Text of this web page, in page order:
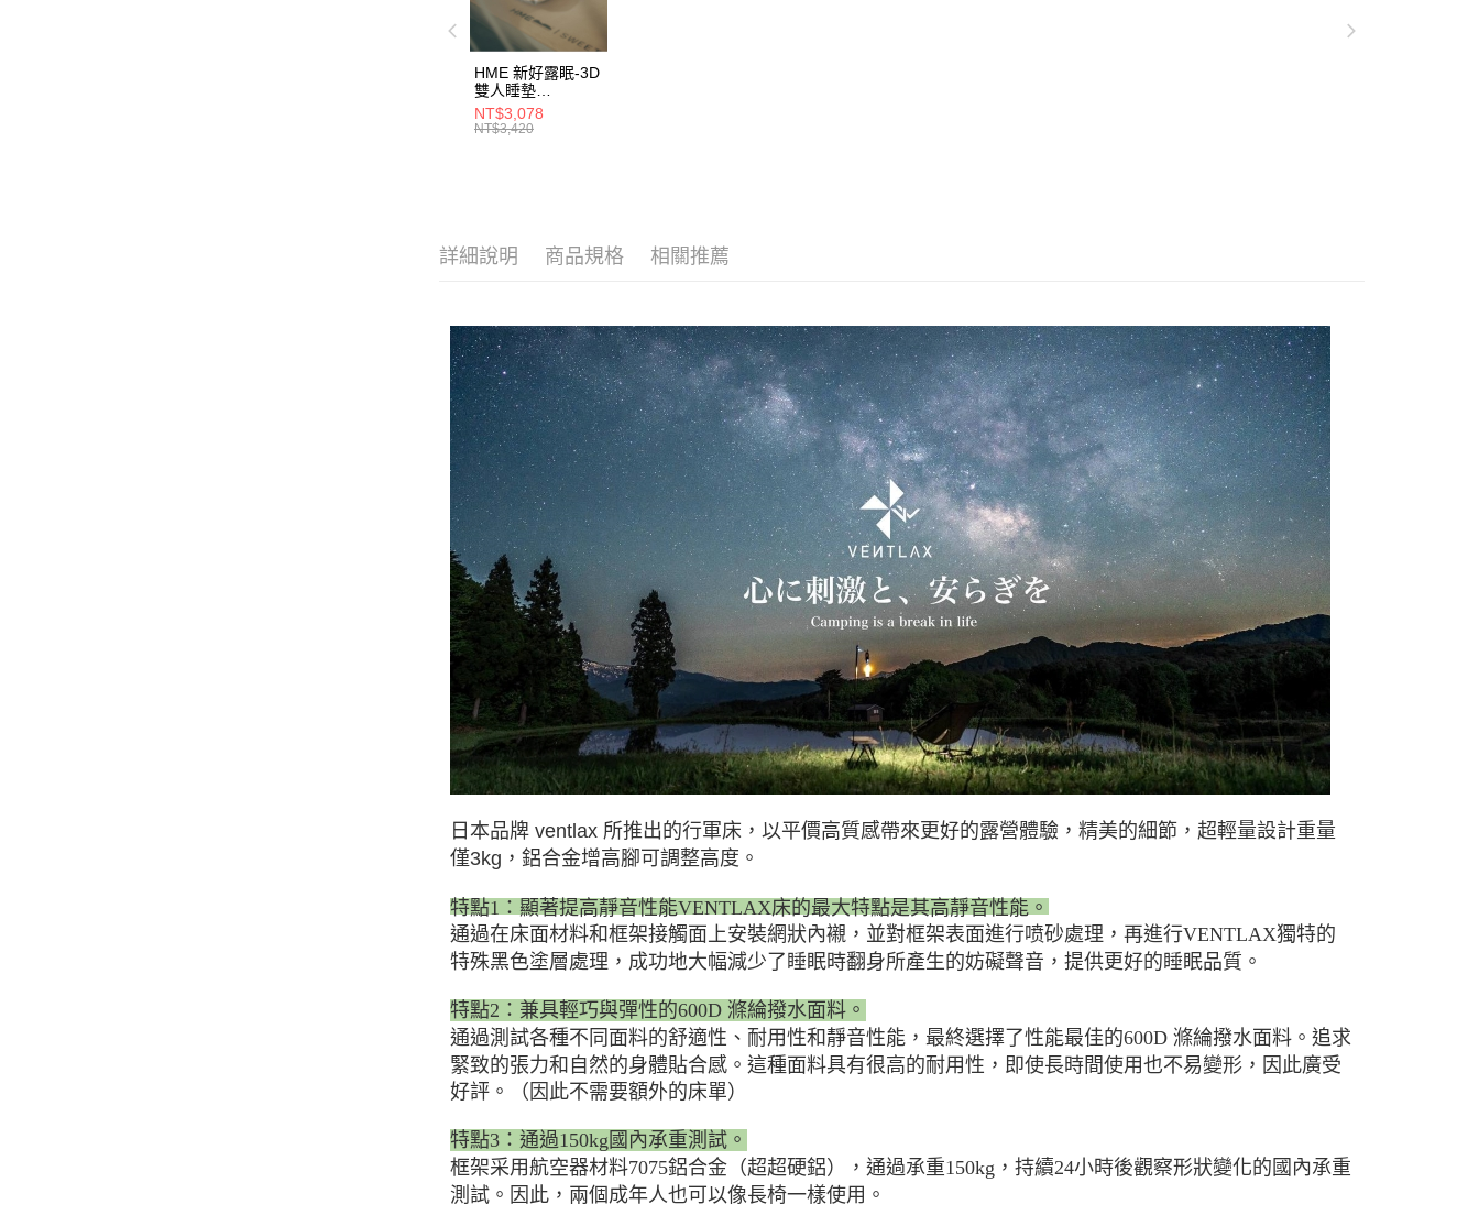
HME 新好露眠-3D
雙人睡墊
132CM/104CM/66
CM
NT$3,078
NT$3,420
詳細說明 商品規格 相關推薦
日本品牌 ventlax 所推出的行軍床，以平價高質感帶來更好的露營體驗，精美的細節，超輕量設計重量
僅3kg，鋁合金增高腳可調整高度。
特點1：顯著提高靜音性能VENTLAX床的最大特點是其高靜音性能。
通過在床面材料和框架接觸面上安裝網狀內襯，並對框架表面進行喷砂處理，再進行VENTLAX獨特的
特殊黑色塗層處理，成功地大幅減少了睡眠時翻身所產生的妨礙聲音，提供更好的睡眠品質。
特點2：兼具輕巧與彈性的600D 滌綸撥水面料。
通過測試各種不同面料的舒適性、耐用性和靜音性能，最終選擇了性能最佳的600D 滌綸撥水面料。追求
緊致的張力和自然的身體貼合感。這種面料具有很高的耐用性，即使長時間使用也不易變形，因此廣受
好評。（因此不需要額外的床單）
特點3：通過150kg國內承重測試。
框架采用航空器材料7075鋁合金（超超硬鋁），通過承重150kg，持續24小時後觀察形狀變化的國內承重
測試。因此，兩個成年人也可以像長椅一樣使用。